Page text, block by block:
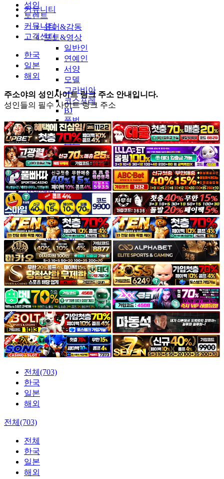
커뮤니티
유머&감동
포토&영상
일반인
연예인
서양
모델
그라비아
코스프레
BJ
품번
후방주의
움짤
스포츠
기타
야썰
고객센터
공지&이벤트
공지
1:1문의
광고문의
성인
토렌트
커뮤니티
고객센터
한국
일본
해외
주소야의 성인사이트 링크 주소 안내입니다.
성인들의 필수 사이트 링크 주소
전체(703)
한국
일본
해외
전체(703)
전체
한국
일본
해외